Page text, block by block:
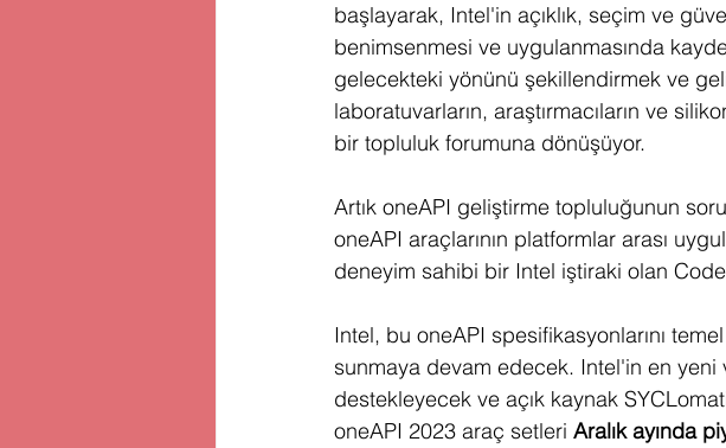
başlayarak, Intel'in açıklık, seçim ve
benimsenmesi ve uygulanmasında
gelecekteki yönünü şekillendirmek ve
laboratuvarların, araştırmacıların ve
bir topluluk forumuna dönüşüyor.
Artık oneAPI geliştirme topluluğunun
oneAPI araçlarının platformlar arası
deneyim sahibi bir Intel iştiraki olan
Intel, bu oneAPI spesifikasyonlarını
sunmaya devam edecek. Intel'in en
destekleyecek ve açık kaynak
oneAPI 2023 araç setleri Aralık ayında